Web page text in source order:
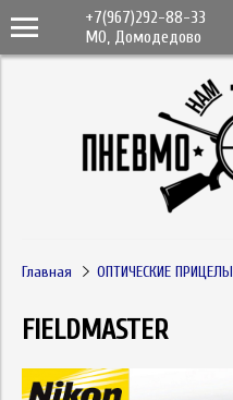
+7(967)292-88-33
МО, Домодедово
Главная ОПТИЧЕСКИЕ ПРИЦЕЛЫ
FIELDMASTER